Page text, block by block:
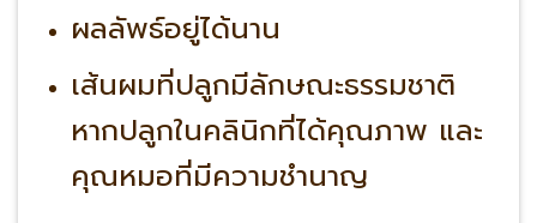
ผลลัพธ์อยู่ได้นาน
เส้นผมที่ปลูกมีลักษณะธรรมชาติ
หากปลูกในคลินิกที่ได้คุณภาพ และ
คุณหมอที่มีความชำนาญ